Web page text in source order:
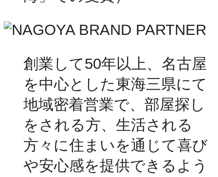
創業して50年以上、名古屋
を中心とした東海三県にて
地域密着営業で、部屋探し
をされる方、生活される
方々に住まいを通じて喜び
や安心感を提供できるよう